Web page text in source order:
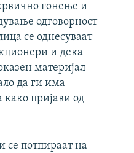
гонење и
одговорност
се однесуваат
и дека
материјал
да ги има
како пријави од
се потпираат на